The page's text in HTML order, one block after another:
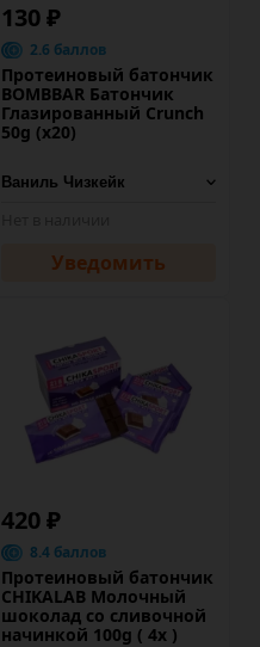
130 ₽
2.6 баллов
Протеиновый батончик
BOMBBAR Батончик
Глазированный Crunch
50g (х20)
Уведомить
420 ₽
8.4 баллов
Протеиновый батончик
CHIKALAB Молочный
шоколад со сливочной
начинкой 100g ( 4x )